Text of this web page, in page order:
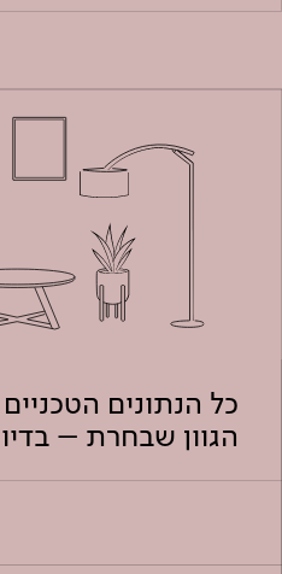
כל הנתונים
הגוון שבחרת –